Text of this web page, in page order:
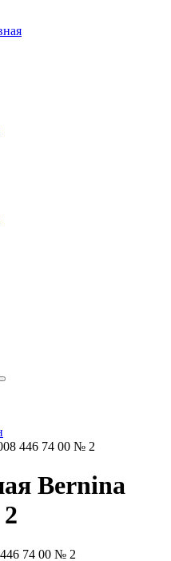
446 74 00 № 2
Bernina